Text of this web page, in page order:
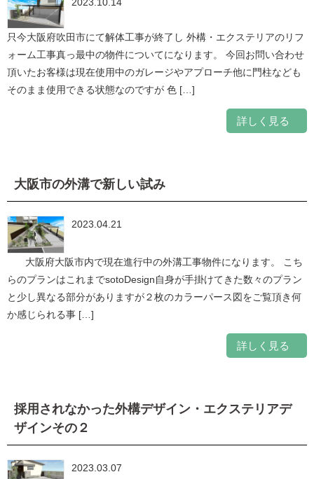
2023.10.14
只今大阪府吹田市にて解体工事が終了し 外構・エクステリアのリフ
ォーム工事真っ最中の物件についてになります。 今回お問い合わせ
頂いたお客様は現在使用中のガレージやアプローチ他に門柱なども
そのまま使用できる状態なのですが 色 […]
詳しく見る
大阪市の外溝で新しい試み
2023.04.21
大阪府大阪市内で現在進行中の外溝工事物件になります。 こち
らのプランはこれまでsotoDesign自身が手掛けてきた数々のプラン
と少し異なる部分がありますが２枚のカラーパース図をご覧頂き何
か感じられる事 […]
詳しく見る
採用されなかった外構デザイン・エクステリアデ
ザインその２
2023.03.07